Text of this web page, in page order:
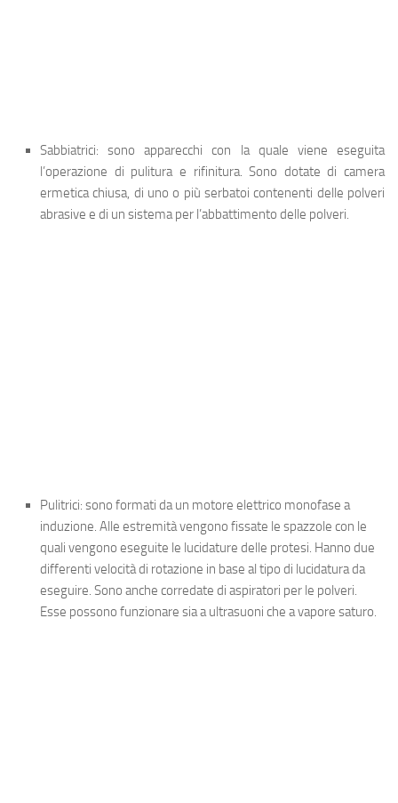
Sabbiatrici: sono apparecchi con la quale viene eseguita
l’operazione di pulitura e rifinitura. Sono dotate di camera
ermetica chiusa, di uno o più serbatoi contenenti delle polveri
abrasive e di un sistema per l’abbattimento delle polveri.
Pulitrici: sono formati da un motore elettrico monofase a
induzione. Alle estremità vengono fissate le spazzole con le
quali vengono eseguite le lucidature delle protesi. Hanno due
differenti velocità di rotazione in base al tipo di lucidatura da
eseguire. Sono anche corredate di aspiratori per le polveri.
Esse possono funzionare sia a ultrasuoni che a vapore saturo.